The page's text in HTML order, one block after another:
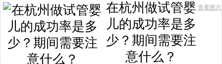
在杭州做试管婴
儿的成功率是多
少？期间需要注
意什么？
查看图片